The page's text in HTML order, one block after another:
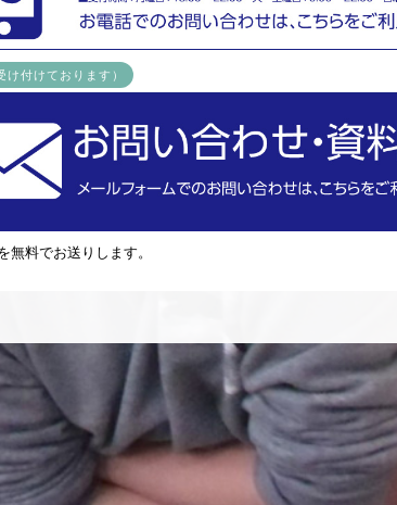
け付けております）
無料でお送りします。